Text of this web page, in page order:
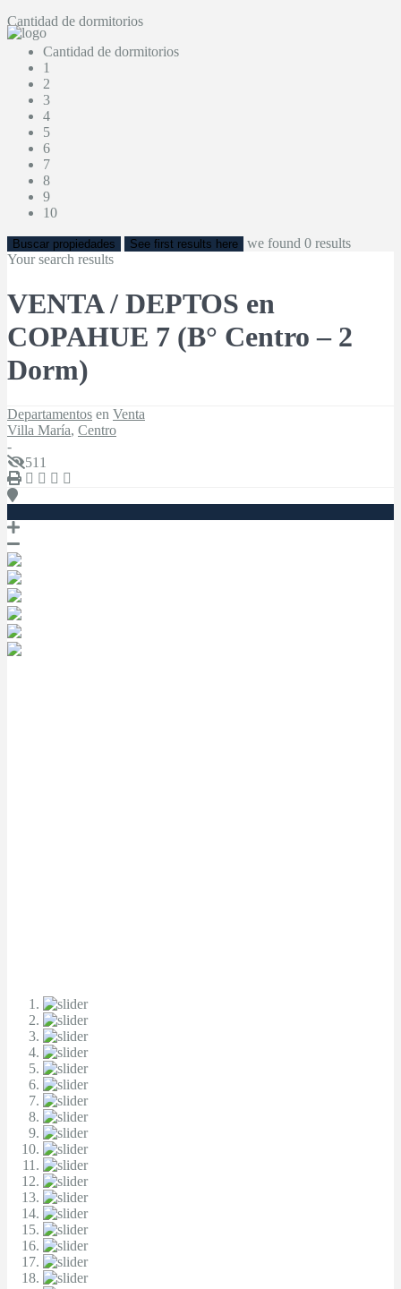
Cantidad de dormitorios
Cantidad de dormitorios
1
2
3
4
5
6
7
8
9
10
Buscar propiedades See first results here we found 0 results
Your search results
VENTA / DEPTOS en
COPAHUE 7 (B° Centro – 2
Dorm)
Departamentos en Venta
Villa María, Centro
-
511